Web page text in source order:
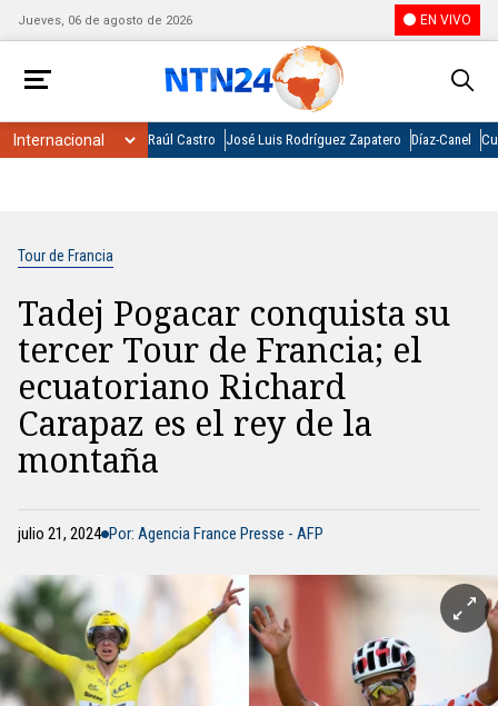
Jueves, 06 de agosto de 2026 EN VIVO
Raúl Castro José Luis Rodríguez Zapatero Díaz-Canel
Tour de Francia
Tadej Pogacar conquista su
tercer Tour de Francia; el
ecuatoriano Richard
Carapaz es el rey de la
montaña
julio 21, 2024 Por: Agencia France Presse - AFP